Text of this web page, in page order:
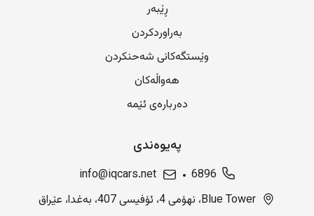
ڕێبەر
بەراوردکردن
وێستگەکانی شەحنکردن
هەواڵەکان
دەربارەی ئێمە
پەیوەندی
6896
info@iqcars.net
Blue Tower، نهۆمی 4، ئۆفیسی 407، بەغدا، عێراق